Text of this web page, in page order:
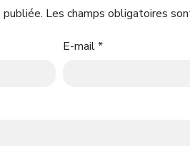
Les champs obligatoires
E-mail*